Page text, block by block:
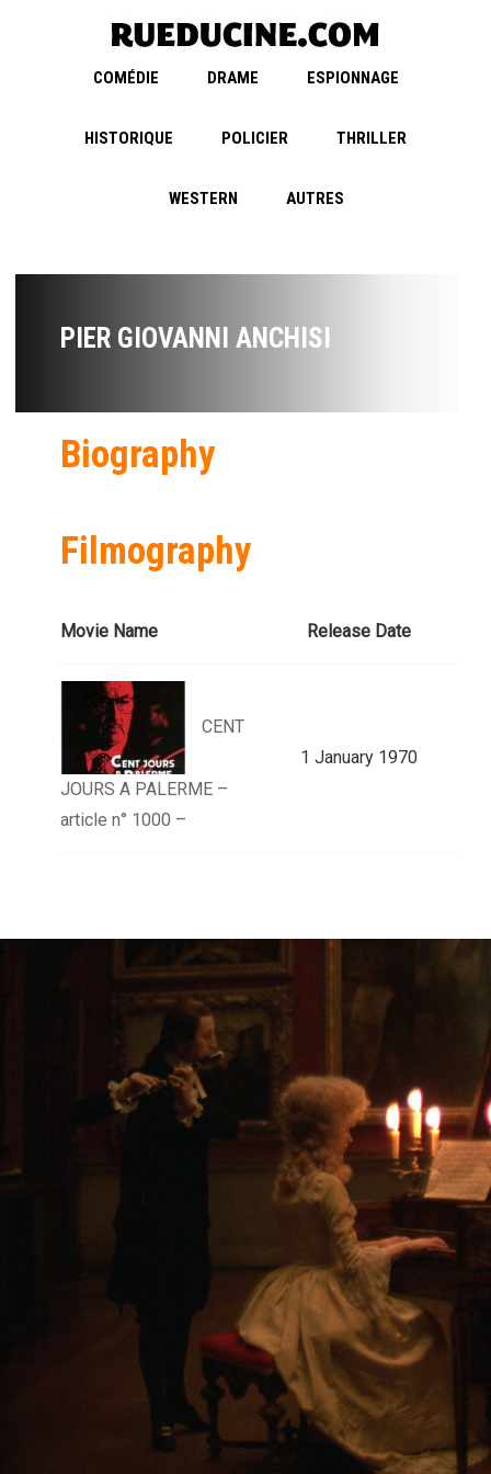
COMÉDIE DRAME ESPIONNAGE
HISTORIQUE POLICIER THRILLER
WESTERN AUTRES
PIER GIOVANNI ANCHISI
Biography
Filmography
Movie Name Release Date
CENT
JOURS A PALERME –
article n° 1000 –
1 January 1970